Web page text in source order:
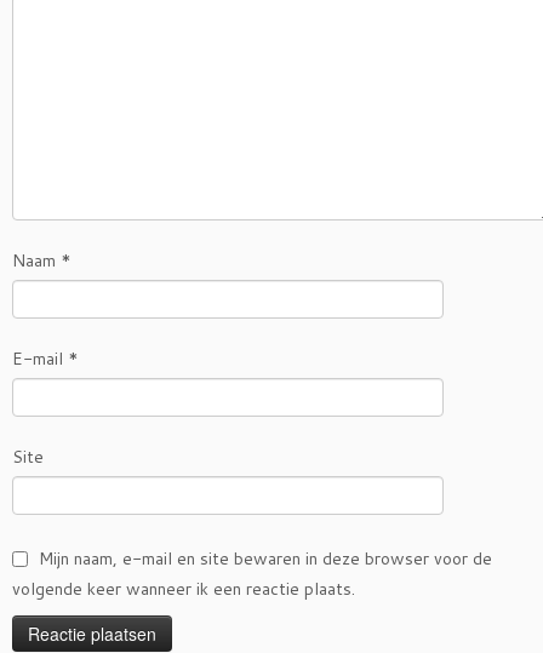
Naam *
E-mail *
Site
Mijn naam, e-mail en site bewaren in deze browser voor de
volgende keer wanneer ik een reactie plaats.